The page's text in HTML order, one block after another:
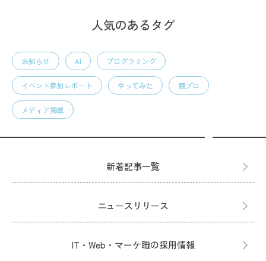
人気のあるタグ
お知らせ AI プログラミング
イベント参加レポート やってみた 競プロ
メディア掲載
新着記事一覧
ニュースリリース
IT・Web・マーケ職の採用情報